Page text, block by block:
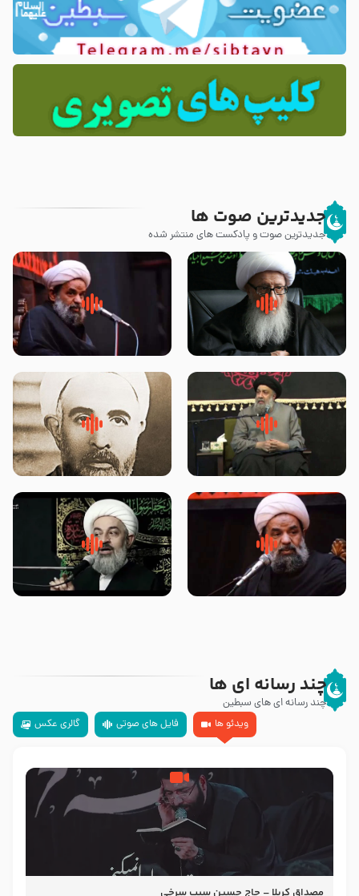
جدیدترین صوت ها
جدیدترین صوت و پادکست های منتشر شده
زوّار اربعین امام حسین (علیه
السلام) با این اشتیاق به زیارت
روضه جانسوز پاره های جگر امام
حسن مجتبی علیه السلام-حجت
لقب حضرت رقیه سلام الله علیها به
چه معناست – حجت الاسلام علوی
روضه‌ی مجلس یزید ملعون و
اسارت اهل‌بیت علیهم‌السلام –
محدث زاده
سلام جوانی که امام حسین علیه
السلام خودش جوابش را دادند
زیارتی که اسباب رزق زیاد و عمر
طولانی است حجت السلام حسین
چند رسانه ای ها
چند رسانه ای های سبطین
ویدئو ها
فایل های صوتی گالری عکس
مصداق کربلا – حاج حسین سیب سرخی